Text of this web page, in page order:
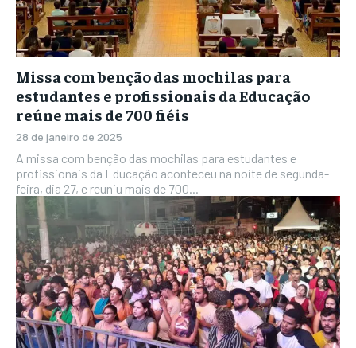
Missa com benção das mochilas para
estudantes e profissionais da Educação
reúne mais de 700 fiéis
28 de janeiro de 2025
A missa com benção das mochilas para estudantes e
profissionais da Educação aconteceu na noite de segunda-
feira, dia 27, e reuniu mais de 700...